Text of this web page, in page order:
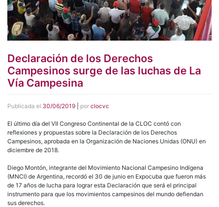
Declaración de los Derechos
Campesinos surge de las luchas de La
Vía Campesina
Publicada el 30/06/2019 por clocvc
El último día del VII Congreso Continental de la CLOC contó con
reflexiones y propuestas sobre la Declaración de los Derechos
Campesinos, aprobada en la Organización de Naciones Unidas (ONU) en
diciembre de 2018.
Diego Montón, integrante del Movimiento Nacional Campesino Indígena
(MNCI) de Argentina, recordó el 30 de junio en Expocuba que fueron más
de 17 años de lucha para lograr esta Declaración que será el principal
instrumento para que los movimientos campesinos del mundo defiendan
sus derechos.